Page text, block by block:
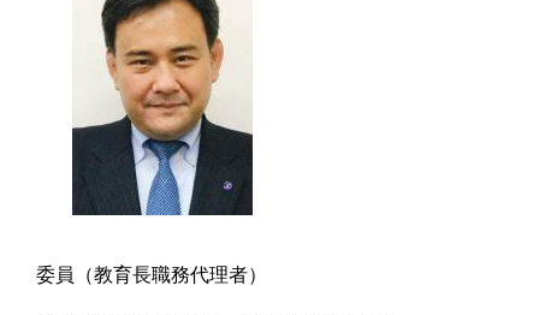
委員（教育長職務代理者）